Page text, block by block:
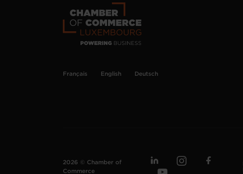
Français English Deutsch
2026 © Chamber of
Commerce